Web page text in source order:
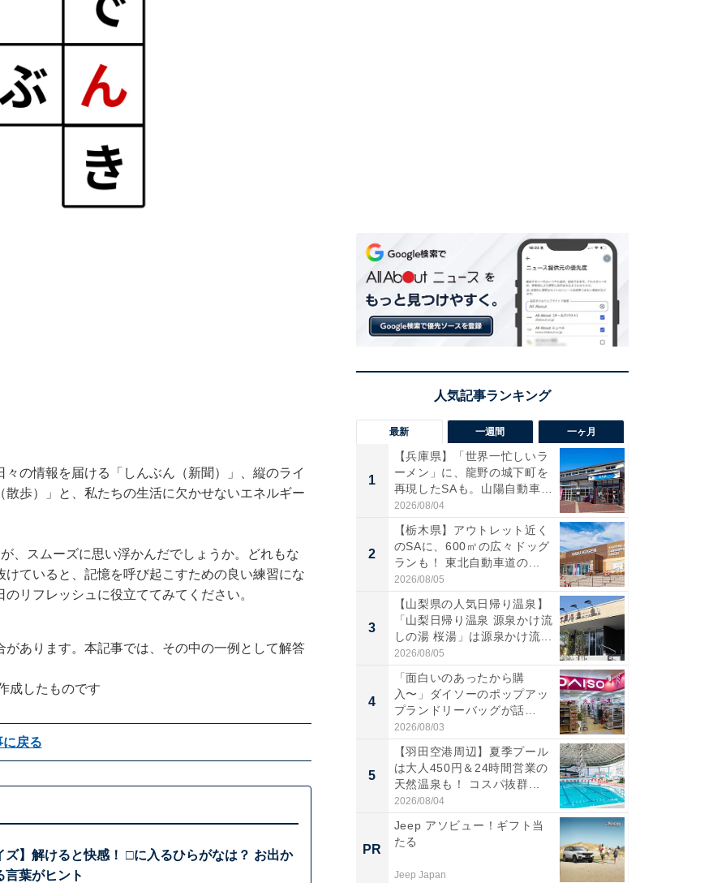
の情報を届ける「しんぶん（新聞）」、縦のライ
歩）」と、私たちの生活に欠かせないエネルギー
、スムーズに思い浮かんだでしょうか。どれもな
ていると、記憶を呼び起こすための良い練習にな
リフレッシュに役立ててみてください。
あります。本記事では、その中の一例として解答
成したものです
に戻る
ズ】解けると快感！ □に入るひらがなは？ お出か
言葉がヒント
最新 一週間 一ヶ月
1
【兵庫県】「世界一忙しいラ
ーメン」に、龍野の城下町を
再現したSAも。山陽自動車
道...
2026/08/04
2
【栃木県】アウトレット近く
のSAに、600㎡の広々ドッグ
ランも！ 東北自動車道の...
2026/08/05
3
【山梨県の人気日帰り温泉】
「山梨日帰り温泉 源泉かけ流
しの湯 桜湯」は源泉かけ流...
2026/08/05
4
「面白いのあったから購
入〜」ダイソーのポップアッ
プランドリーバッグが話
題。“さま...
2026/08/03
5
【羽田空港周辺】夏季プール
は大人450円＆24時間営業の
天然温泉も！ コスパ抜群...
2026/08/04
PR
Jeep アソビュー！ギフト当
たる
Jeep Japan